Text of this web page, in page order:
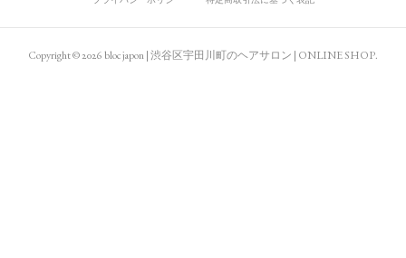
Copyright ©2026bloc japon | 渋谷区宇田川町のヘアサロン | ONLINE SHOP.